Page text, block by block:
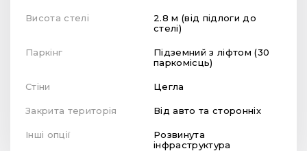
Висота стелі
2.8 м (від підлоги до
стелі)
Паркінг
Підземний з ліфтом (30
паркомісць)
Стіни Цегла
Закрита територія Від авто та сторонніх
Інші опції
Розвинута
інфраструктура